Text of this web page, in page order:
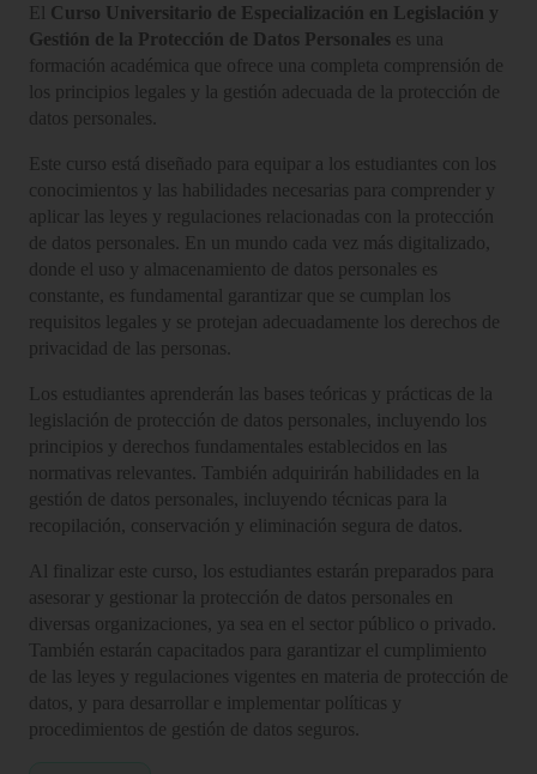
El Curso Universitario de Especialización en Legislación y
Gestión de la Protección de Datos Personales es una
formación académica que ofrece una completa comprensión de
los principios legales y la gestión adecuada de la protección de
datos personales.
Este curso está diseñado para equipar a los estudiantes con los
conocimientos y las habilidades necesarias para comprender y
aplicar las leyes y regulaciones relacionadas con la protección
de datos personales. En un mundo cada vez más digitalizado,
donde el uso y almacenamiento de datos personales es
constante, es fundamental garantizar que se cumplan los
requisitos legales y se protejan adecuadamente los derechos de
privacidad de las personas.
Los estudiantes aprenderán las bases teóricas y prácticas de la
legislación de protección de datos personales, incluyendo los
principios y derechos fundamentales establecidos en las
normativas relevantes. También adquirirán habilidades en la
gestión de datos personales, incluyendo técnicas para la
recopilación, conservación y eliminación segura de datos.
Al finalizar este curso, los estudiantes estarán preparados para
asesorar y gestionar la protección de datos personales en
diversas organizaciones, ya sea en el sector público o privado.
También estarán capacitados para garantizar el cumplimiento
de las leyes y regulaciones vigentes en materia de protección de
datos, y para desarrollar e implementar políticas y
procedimientos de gestión de datos seguros.